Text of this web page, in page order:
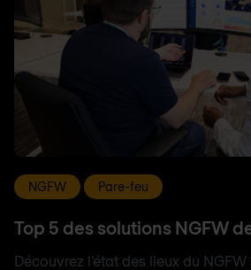
NGFW Pare-feu
Top 5 des solutions NGFW
Découvrez l'état des lieux du NGFW